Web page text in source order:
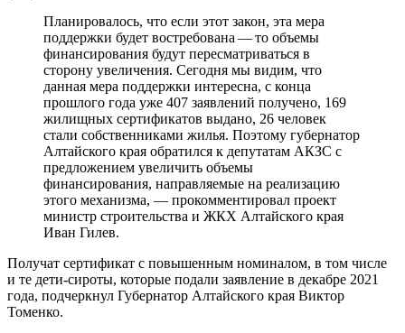
Планировалось, что если этот закон, эта мера
поддержки будет востребована — то объемы
финансирования будут пересматриваться в
сторону увеличения. Сегодня мы видим, что
данная мера поддержки интересна, с конца
прошлого года уже 407 заявлений получено, 169
жилищных сертификатов выдано, 26 человек
стали собственниками жилья. Поэтому губернатор
Алтайского края обратился к депутатам АКЗС с
предложением увеличить объемы
финансирования, направляемые на реализацию
этого механизма, — прокомментировал проект
министр строительства и ЖКХ Алтайского края
Иван Гилев.
Получат сертификат с повышенным номиналом, в том числе
и те дети-сироты, которые подали заявление в декабре 2021
года, подчеркнул Губернатор Алтайского края Виктор
Томенко.